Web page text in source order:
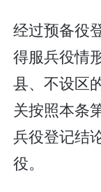
经过预备役
得服兵役情
县、不设区
关按照本条
兵役登记结
役。